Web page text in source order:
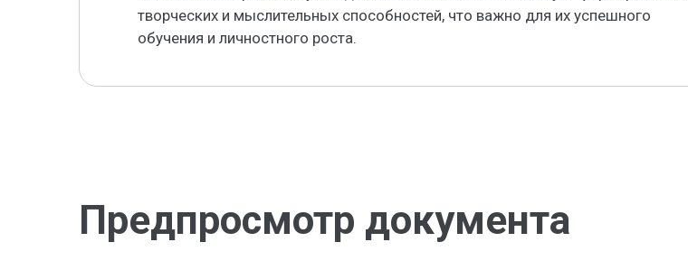
творческих и мыслительных способностей, что важно для их успешного
обучения и личностного роста.
Предпросмотр документа